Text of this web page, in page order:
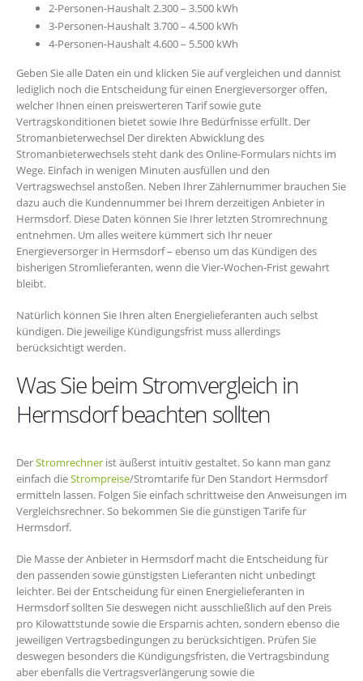
2-Personen-Haushalt 2.300 – 3.500 kWh
3-Personen-Haushalt 3.700 – 4.500 kWh
4-Personen-Haushalt 4.600 – 5.500 kWh
Geben Sie alle Daten ein und klicken Sie auf vergleichen und dannist
lediglich noch die Entscheidung für einen Energieversorger offen,
welcher Ihnen einen preiswerteren Tarif sowie gute
Vertragskonditionen bietet sowie Ihre Bedürfnisse erfüllt. Der
Stromanbieterwechsel Der direkten Abwicklung des
Stromanbieterwechsels steht dank des Online-Formulars nichts im
Wege. Einfach in wenigen Minuten ausfüllen und den
Vertragswechsel anstoßen. Neben Ihrer Zählernummer brauchen Sie
dazu auch die Kundennummer bei Ihrem derzeitigen Anbieter in
Hermsdorf. Diese Daten können Sie Ihrer letzten Stromrechnung
entnehmen. Um alles weitere kümmert sich Ihr neuer
Energieversorger in Hermsdorf – ebenso um das Kündigen des
bisherigen Stromlieferanten, wenn die Vier-Wochen-Frist gewahrt
bleibt.
Natürlich können Sie Ihren alten Energielieferanten auch selbst
kündigen. Die jeweilige Kündigungsfrist muss allerdings
berücksichtigt werden.
Was Sie beim Stromvergleich in
Hermsdorf beachten sollten
DerStromrechner ist äußerst intuitiv gestaltet. So kann man ganz
einfach dieStrompreise/Stromtarife für Den Standort Hermsdorf
ermitteln lassen. Folgen Sie einfach schrittweise den Anweisungen im
Vergleichsrechner. So bekommen Sie die günstigen Tarife für
Hermsdorf.
Die Masse der Anbieter in Hermsdorf macht die Entscheidung für
den passenden sowie günstigsten Lieferanten nicht unbedingt
leichter. Bei der Entscheidung für einen Energielieferanten in
Hermsdorf sollten Sie deswegen nicht ausschließlich auf den Preis
pro Kilowattstunde sowie die Ersparnis achten, sondern ebenso die
jeweiligen Vertragsbedingungen zu berücksichtigen. Prüfen Sie
deswegen besonders die Kündigungsfristen, die Vertragsbindung
aber ebenfalls die Vertragsverlängerung sowie die